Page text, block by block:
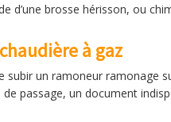
d’une brosse hérisson, ou
à gaz
subir un ramoneur
passage, un document